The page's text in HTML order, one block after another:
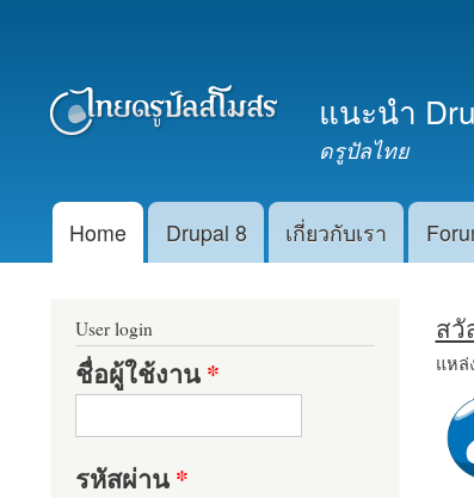
แนะนำ
ดรูปัลไทย
Main menu
Home Drupal 8 เกี่ยวกับเรา
สวั
แหล่
User login
ชื่อผู้ใช้งาน*
รหัสผ่าน*